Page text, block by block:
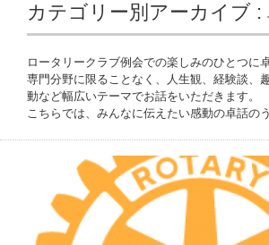
カテゴリー別アーカイブ :
ロータリークラブ例会での楽しみのひとつに
専門分野に限ることなく、人生観、経験談、
動など幅広いテーマでお話をいただきます。
こちらでは、みんなに伝えたい感動の卓話の